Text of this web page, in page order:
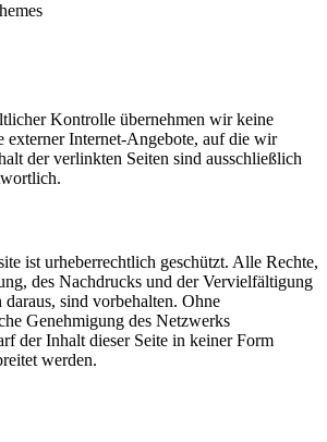
Kontrolle übernehmen wir keine
externer Internet-Angebote, auf die wir
der verlinkten Seiten sind ausschließlich
ist urheberrechtlich geschützt. Alle Rechte,
des Nachdrucks und der Vervielfältigung
sind vorbehalten. Ohne
Genehmigung des Netzwerks
der Inhalt dieser Seite in keiner Form
werden.